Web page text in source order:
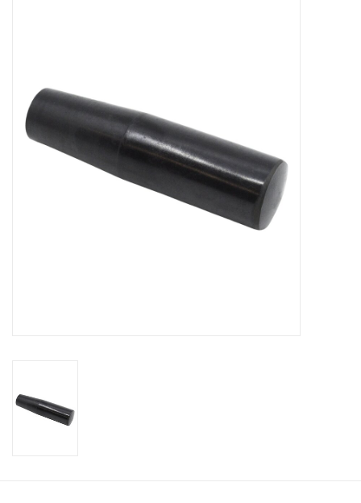
Alles om te Boren |
Alles om te Frezen |
Alles om te Draaien |
Verspaanbaar materiaal |